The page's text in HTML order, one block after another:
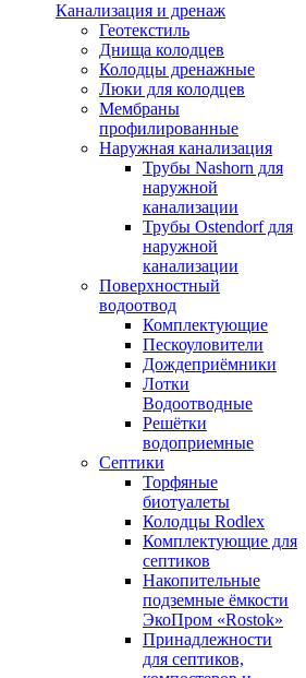
Канализация и дренаж
Геотекстиль
Днища колодцев
Колодцы дренажные
Люки для колодцев
Мембраны
профилированные
Наружная канализация
Трубы Nashorn для
наружной
канализации
Трубы Ostendorf для
наружной
канализации
Поверхностный
водоотвод
Комплектующие
Пескоуловители
Дождеприёмники
Лотки
Водоотводные
Решётки
водоприемные
Септики
Торфяные
биотуалеты
Колодцы Rodlex
Комплектующие для
септиков
Накопительные
подземные ёмкости
ЭкоПром «Rostok»
Принадлежности
для септиков,